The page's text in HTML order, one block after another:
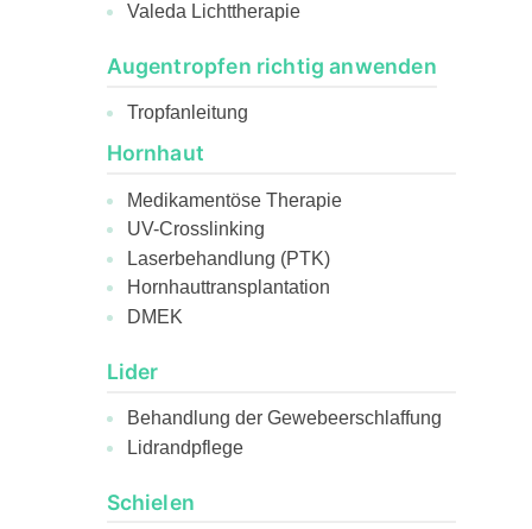
Valeda Lichttherapie
Augentropfen richtig anwenden
Tropfanleitung
Hornhaut
Medikamentöse Therapie
UV-Crosslinking
Laserbehandlung (PTK)
Hornhauttransplantation
DMEK
Lider
Behandlung der Gewebeerschlaffung
Lidrandpflege
Schielen